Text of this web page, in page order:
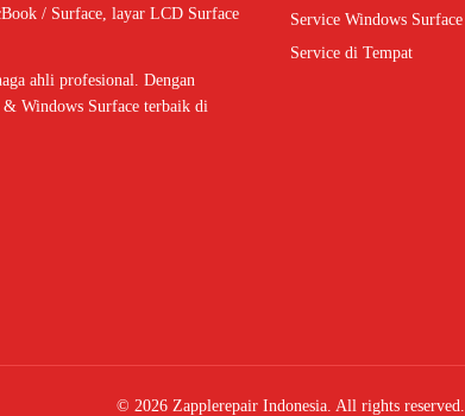
/ Surface, layar LCD Surface
ahli profesional. Dengan
& Windows Surface terbaik di
Service Windows Surface
Service di Tempat
© 2026Zapplerepair Indonesia. All rights reserved.